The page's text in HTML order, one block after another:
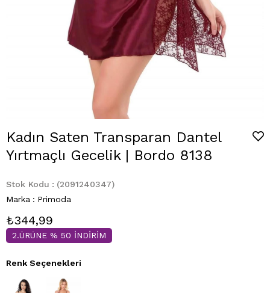
Kadın Saten Transparan Dantel
Yırtmaçlı Gecelik | Bordo 8138
Stok Kodu
(2091240347)
Marka : Primoda
₺344,99
2.ÜRÜNE % 50 İNDİRİM
Renk Seçenekleri